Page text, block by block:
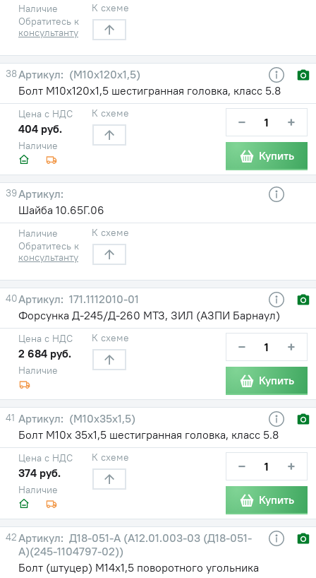
Наличие
Обратитесь к
консультанту
К схеме
38
(М10х120х1,5)
Болт М10х120х1,5 шестигранная головка, класс 5.8
Наличие
Цена с НДС
404 руб.
К схеме − +
Купить
39
Шайба 10.65Г.06
Наличие
Обратитесь к
консультанту
К схеме
40
171.1112010-01
Форсунка Д-245/Д-260 МТЗ, ЗИЛ (АЗПИ Барнаул)
Наличие
Цена с НДС
2 684 руб.
К схеме − +
Купить
41
(М10х35х1,5)
Болт М10х 35х1,5 шестигранная головка, класс 5.8
Наличие
Цена с НДС
374 руб.
К схеме − +
Купить
42
Д18-051-А (А12.01.003-03 (Д18-051-
А)(245-1104797-02))
Болт (штуцер) М14х1,5 поворотного угольника